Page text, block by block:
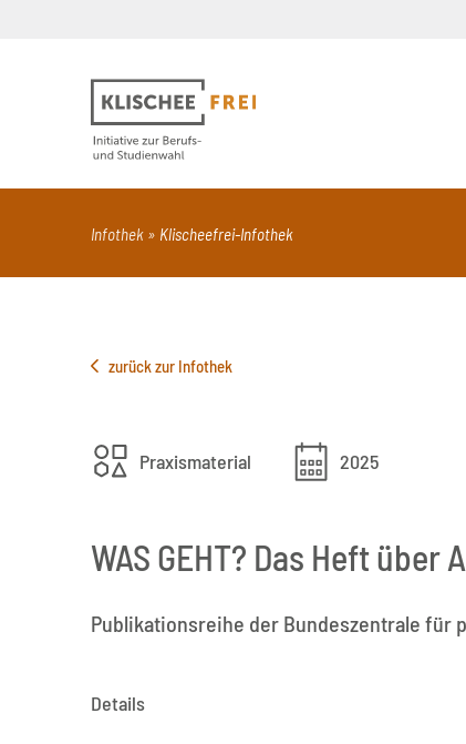
Suchbegriff
Infothek Klischeefrei-Infothek
zurück zur Infothek
Praxismaterial 2025
WAS GEHT? Das Heft
Publikationsreihe der Bundeszentrale für
Details